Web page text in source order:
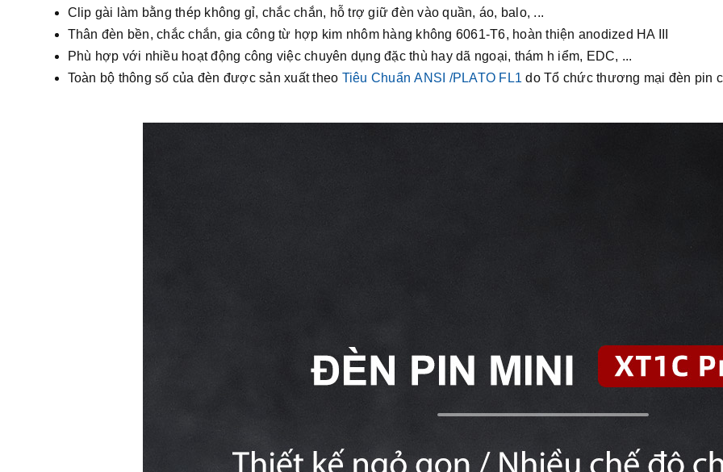
Clip gài làm bằng thép không gỉ, chắc chắn, hỗ trợ giữ đèn vào quần, áo, balo, ...
Thân đèn bền, chắc chắn, gia công từ hợp kim nhôm hàng không 6061-T6, hoàn thiện anodized HA III
Phù hợp với nhiều hoạt động công việc chuyên dụng đặc thù hay dã ngoại, thám h iểm, EDC, ...
Toàn bộ thông số của đèn được sản xuất theo Tiêu Chuẩn ANSI /PLATO FL1 do Tổ chức thương mại đèn pin